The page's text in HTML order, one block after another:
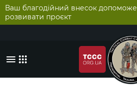
Ваш благодійний внесок допоможе
розвивати проєкт